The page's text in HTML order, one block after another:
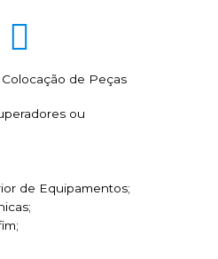
de Peças
ou
de Equipamentos;